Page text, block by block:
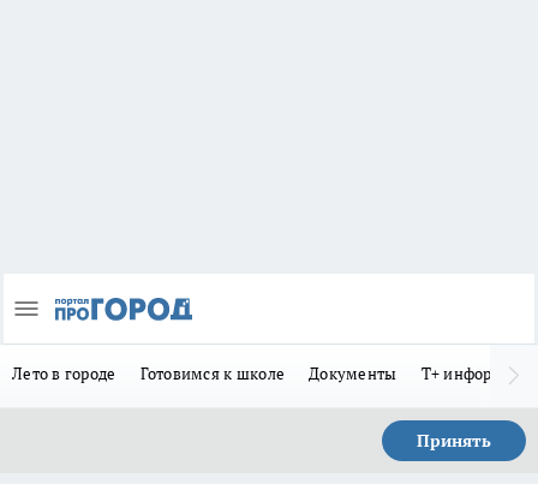
Лето в городе Готовимся к школе Документы Т+
Принять